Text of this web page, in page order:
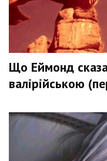
Що Еймонд
валірійською